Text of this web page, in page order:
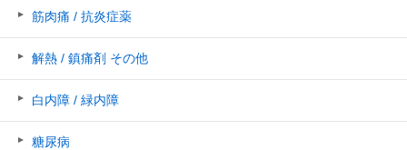
筋肉痛 / 抗炎症薬
解熱 / 鎮痛剤 その他
白内障 / 緑内障
糖尿病